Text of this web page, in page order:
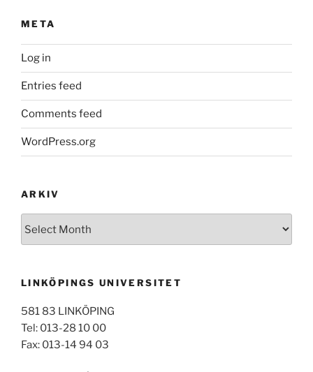
META
Log in
Entries feed
Comments feed
WordPress.org
ARKIV
LINKÖPINGS UNIVERSITET
581 83 LINKÖPING
Tel: 013-28 10 00
Fax: 013-14 94 03